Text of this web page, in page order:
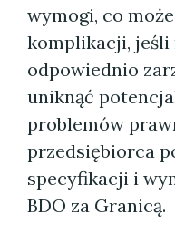
wymogi, co
komplikacji, jeśli
odpowiednio
uniknąć
problemów
przedsiębiorca
specyfikacji i
BDO za Granicą.